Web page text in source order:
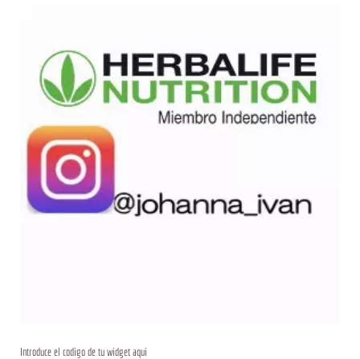
Introduce el codigo de tu widget aqui